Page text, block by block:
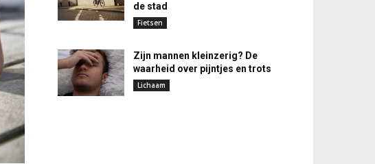
de stad
Fietsen
Zijn mannen kleinzerig? De
waarheid over pijntjes en trots
Lichaam